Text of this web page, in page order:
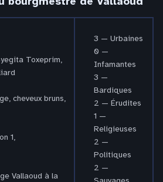
Toxeprim,
cheveux bruns,
1,
Vallaoud à la
3 — Urbaines
0 —
Infamantes
3 —
Bardiques
2 — Érudites
1 —
Religieuses
2 —
Politiques
2 —